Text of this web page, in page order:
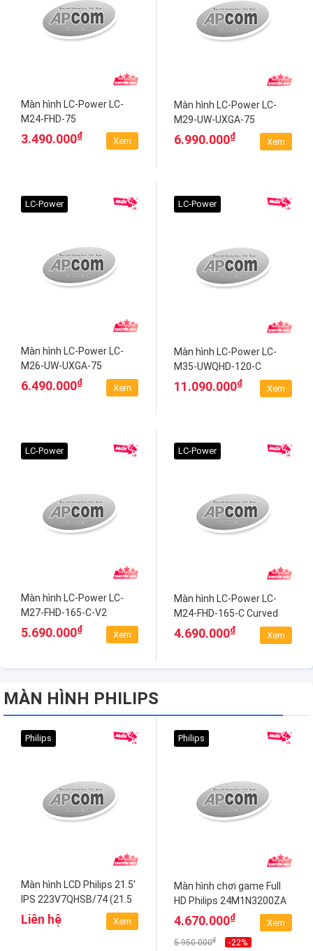
Màn hình LC-Power LC-
M24-FHD-75
3.490.000₫
Xem
Màn hình LC-Power LC-
M29-UW-UXGA-75
6.990.000₫
Xem
LC-Power
Màn hình LC-Power LC-
M26-UW-UXGA-75
6.490.000₫
Xem
LC-Power
Màn hình LC-Power LC-
M35-UWQHD-120-C
Curved
11.090.000₫
Xem
LC-Power
Màn hình LC-Power LC-
M27-FHD-165-C-V2
Curved
5.690.000₫
Xem
LC-Power
Màn hình LC-Power LC-
M24-FHD-165-C Curved
4.690.000₫
Xem
MÀN HÌNH PHILIPS
Philips
Màn hình LCD Philips 21.5'
IPS 223V7QHSB/74 (21.5
inch)
Liên hệ Xem
Philips
Màn hình chơi game Full
HD Philips 24M1N3200ZA
4.670.000₫
5.950.000₫ -22%
Xem